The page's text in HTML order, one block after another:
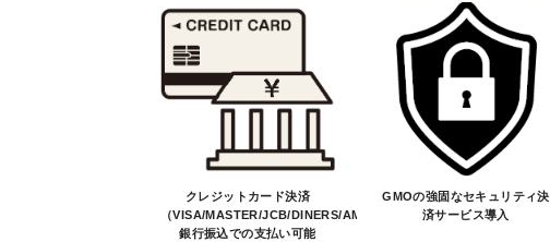
クレジットカード決済
（VISA/MASTER/JCB/DINERS/AMEX）、
銀行振込での支払い可能
GMOの強固なセキュリティ決
済サービス導入